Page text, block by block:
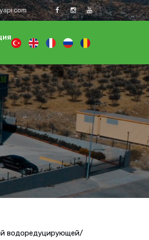
водоредуцирующей/